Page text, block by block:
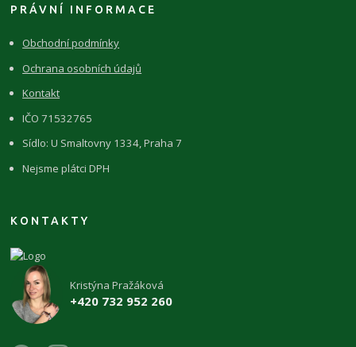
PRÁVNÍ INFORMACE
Obchodní podmínky
Ochrana osobních údajů
Kontakt
IČO 71532765
Sídlo: U Smaltovny 1334, Praha 7
Nejsme plátci DPH
KONTAKTY
Kristýna Pražáková
+420 732 952 260